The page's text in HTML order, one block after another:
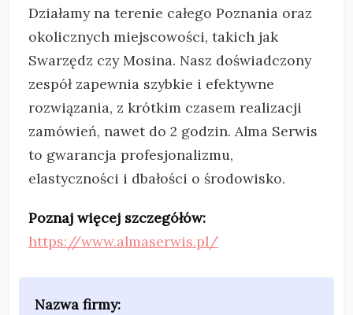
Działamy na terenie całego Poznania oraz
okolicznych miejscowości, takich jak
Swarzędz czy Mosina. Nasz doświadczony
zespół zapewnia szybkie i efektywne
rozwiązania, z krótkim czasem realizacji
zamówień, nawet do 2 godzin. Alma Serwis
to gwarancja profesjonalizmu,
elastyczności i dbałości o środowisko.
Poznaj więcej szczegółów:
https://www.almaserwis.pl/
Nazwa firmy: